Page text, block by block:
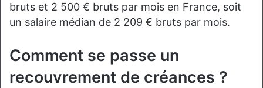
bruts et 2 500 € bruts par mois en France, soit
un salaire médian de 2 209 € bruts par mois.
Comment se passe un
recouvrement de créances ?